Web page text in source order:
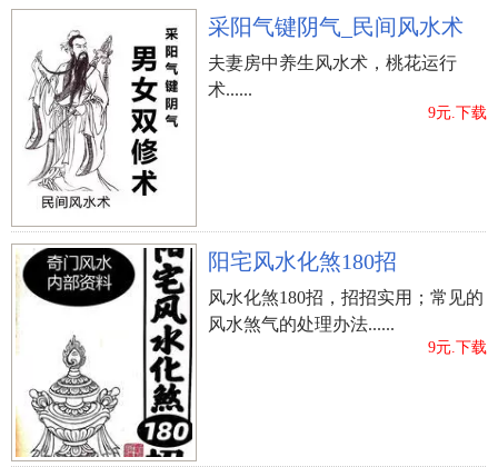
采阳气键阴气_民间风水术
夫妻房中养生风水术，桃花运行
术......
9元.下载
阳宅风水化煞180招
风水化煞180招，招招实用；常见的
风水煞气的处理办法......
9元.下载